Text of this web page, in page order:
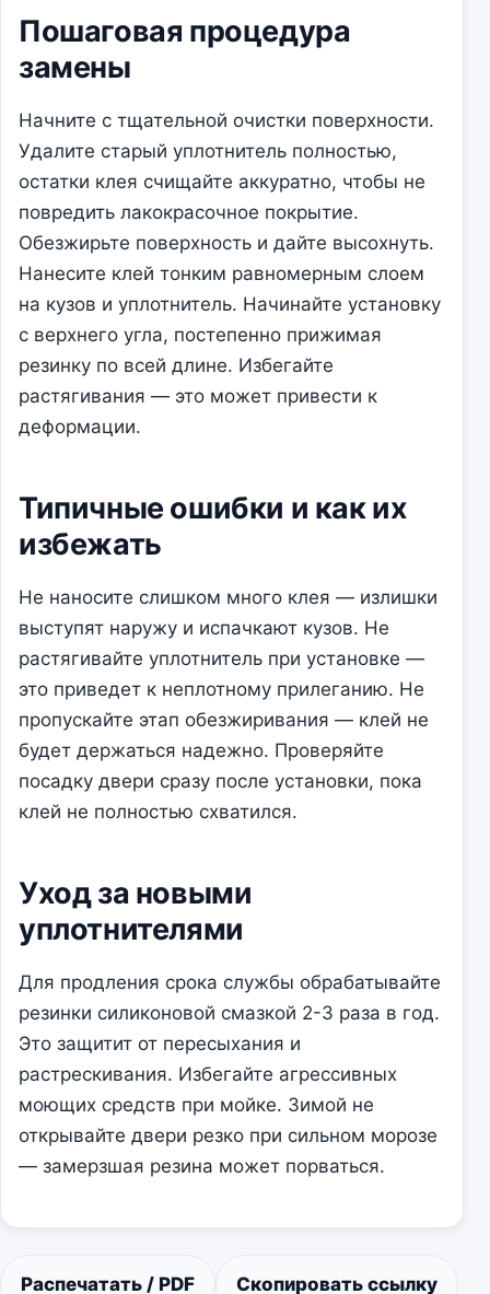
Пошаговая процедура
замены
Начните с тщательной очистки поверхности.
Удалите старый уплотнитель полностью,
остатки клея счищайте аккуратно, чтобы не
повредить лакокрасочное покрытие.
Обезжирьте поверхность и дайте высохнуть.
Нанесите клей тонким равномерным слоем
на кузов и уплотнитель. Начинайте установку
с верхнего угла, постепенно прижимая
резинку по всей длине. Избегайте
растягивания — это может привести к
деформации.
Типичные ошибки и как их
избежать
Не наносите слишком много клея — излишки
выступят наружу и испачкают кузов. Не
растягивайте уплотнитель при установке —
это приведет к неплотному прилеганию. Не
пропускайте этап обезжиривания — клей не
будет держаться надежно. Проверяйте
посадку двери сразу после установки, пока
клей не полностью схватился.
Уход за новыми
уплотнителями
Для продления срока службы обрабатывайте
резинки силиконовой смазкой 2-3 раза в год.
Это защитит от пересыхания и
растрескивания. Избегайте агрессивных
моющих средств при мойке. Зимой не
открывайте двери резко при сильном морозе
— замерзшая резина может порваться.
Распечатать / PDF Скопировать ссылку